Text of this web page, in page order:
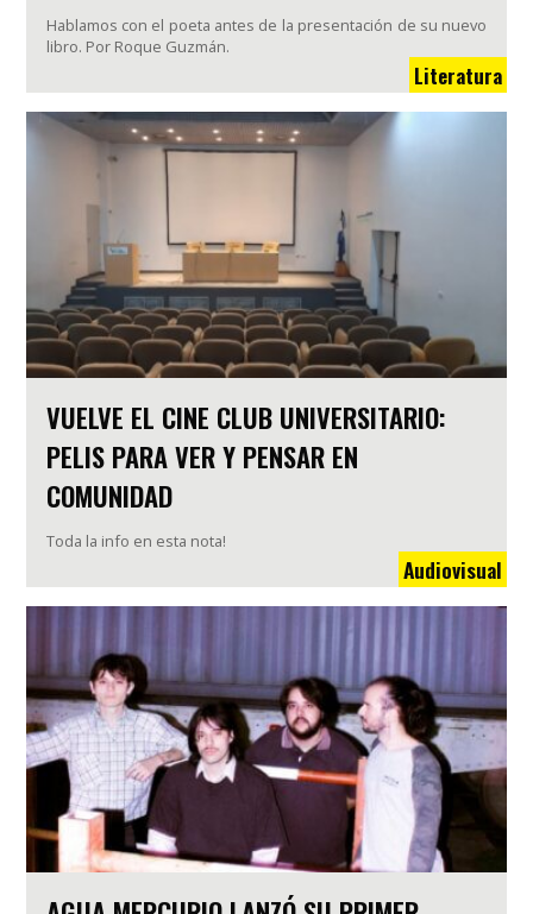
Hablamos con el poeta antes de la presentación de su nuevo
libro. Por Roque Guzmán.
Literatura
VUELVE EL CINE CLUB UNIVERSITARIO:
PELIS PARA VER Y PENSAR EN
COMUNIDAD
Toda la info en esta nota!
Audiovisual